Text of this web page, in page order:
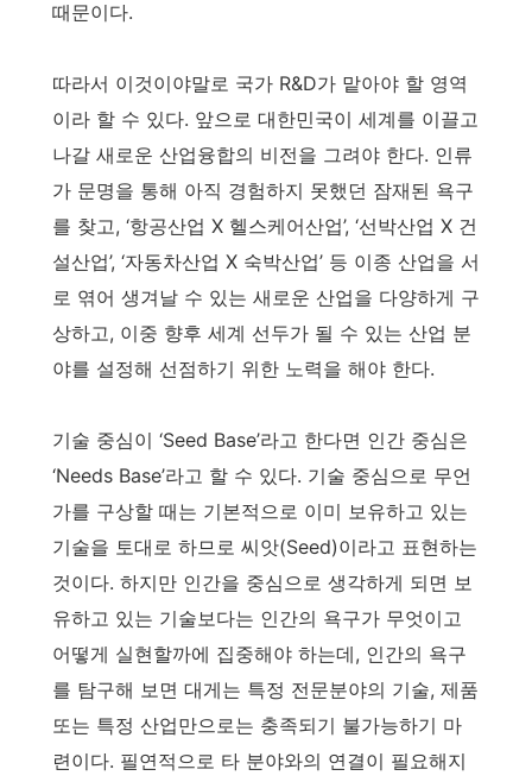
때문이다.
따라서 이것이야말로 국가 R&D가 맡아야 할 영역
이라 할 수 있다. 앞으로 대한민국이 세계를 이끌고
나갈 새로운 산업융합의 비전을 그려야 한다. 인류
가 문명을 통해 아직 경험하지 못했던 잠재된 욕구
를 찾고, ‘항공산업 X 헬스케어산업’, ‘선박산업 X 건
설산업’, ‘자동차산업 X 숙박산업’ 등 이종 산업을 서
로 엮어 생겨날 수 있는 새로운 산업을 다양하게 구
상하고, 이중 향후 세계 선두가 될 수 있는 산업 분
야를 설정해 선점하기 위한 노력을 해야 한다.
기술 중심이 ‘Seed Base’라고 한다면 인간 중심은
‘Needs Base’라고 할 수 있다. 기술 중심으로 무언
가를 구상할 때는 기본적으로 이미 보유하고 있는
기술을 토대로 하므로 씨앗(Seed)이라고 표현하는
것이다. 하지만 인간을 중심으로 생각하게 되면 보
유하고 있는 기술보다는 인간의 욕구가 무엇이고
어떻게 실현할까에 집중해야 하는데, 인간의 욕구
를 탐구해 보면 대게는 특정 전문분야의 기술, 제품
또는 특정 산업만으로는 충족되기 불가능하기 마
련이다. 필연적으로 타 분야와의 연결이 필요해지